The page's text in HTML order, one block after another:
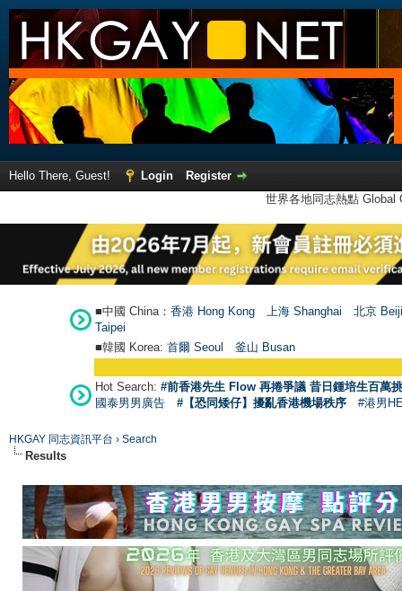
Hello There, Guest! Login
Register
世界各地同志熱點
■中國 China： 香港 Hong Kong 上海 Shanghai
北京
Taipei
■韓國 Korea: 首爾 Seoul 釜山 Busan
Hot Search: #前香港先生 Flow 再捲爭議 昔日鍾培生百萬
國泰男男廣告
#【恐同矮仔】擾亂香港機場秩序 #港男
HKGAY 同志資訊平台 › Search
Results